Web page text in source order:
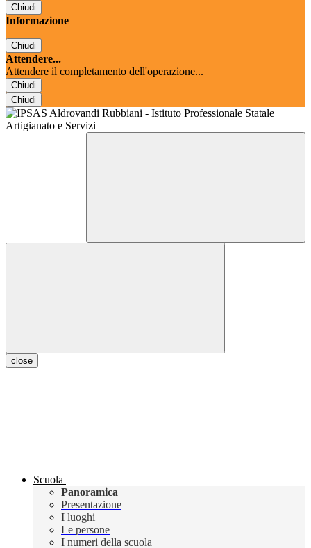
Chiudi
Informazione
Chiudi
Attendere...
Attendere il completamento dell'operazione...
Chiudi
Chiudi
close
Scuola
Panoramica
Presentazione
I luoghi
Le persone
I numeri della scuola